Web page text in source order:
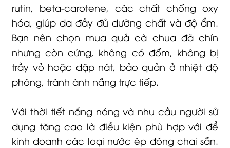
rutin, beta-carotene, các chất chống oxy
hóa, giúp da đầy đủ dưỡng chất và độ ẩm.
Bạn nên chọn mua quả cà chua đã chín
nhưng còn cứng, không có đốm, không bị
trầy vỏ hoặc dập nát, bảo quản ở nhiệt độ
phòng, tránh ánh nắng trực tiếp.
Với thời tiết nắng nóng và nhu cầu người sử
dụng tăng cao là điều kiện phù hợp với để
kinh doanh các loại nước ép đóng chai sẵn.